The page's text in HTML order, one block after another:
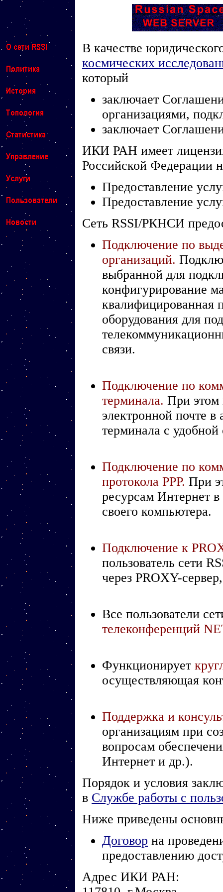
В качестве
космических
который
заключает
организациями,
заключает
ИКИ РАН имеет
Российской Федерации
Предоставление
Предоставление
Сеть RSSI/РКНСИ
Подключение по
организаций.
выбранной для
конфигурирование
квалифицированная
оборудования для
связи.
Подключение по
терминала. При этом
электронной почте
терминала с
Подключение по
протокола РРР. При
ресурсам Интернет
своего компьютера.
Подключение к
пользователь сети
через PROXY-
Все пользователи
телеконференций
Функционирует
осуществляющая
Поддержка и
организациям при
вопросам
Интернет и др.).
Порядок и условия
в Службе работы с
Ниже приведены
Договор на
предоставлению
Адрес ИКИ РАН: